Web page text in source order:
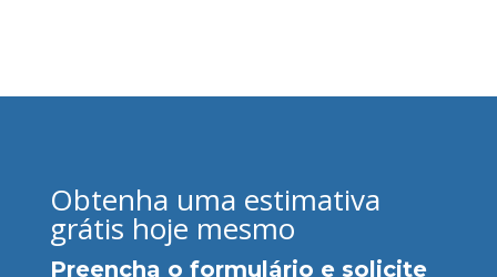
Obtenha uma estimativa
grátis hoje mesmo
Preencha o formulário e solicite